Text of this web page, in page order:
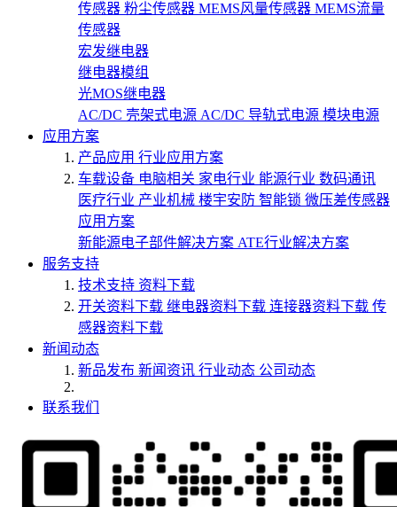
传感器 粉尘传感器 MEMS风量传感器 MEMS流量
传感器
宏发继电器
继电器模组
光MOS继电器
AC/DC 壳架式电源 AC/DC 导轨式电源 模块电源
应用方案
产品应用 行业应用方案
车载设备 电脑相关 家电行业 能源行业 数码通讯
医疗行业 产业机械 楼宇安防 智能锁 微压差传感器
应用方案
新能源电子部件解决方案 ATE行业解决方案
服务支持
技术支持 资料下载
开关资料下载 继电器资料下载 连接器资料下载 传
感器资料下载
新闻动态
新品发布 新闻资讯 行业动态 公司动态
联系我们